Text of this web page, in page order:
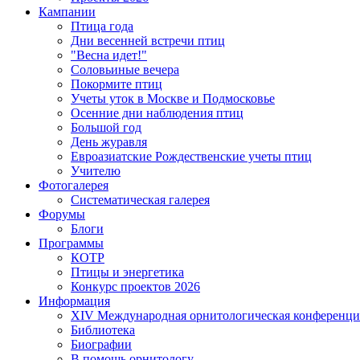
Кампании
Птица года
Дни весенней встречи птиц
"Весна идет!"
Соловьиные вечера
Покормите птиц
Учеты уток в Москве и Подмосковье
Осенние дни наблюдения птиц
Большой год
День журавля
Евроазиатские Рождественские учеты птиц
Учителю
Фотогалерея
Систематическая галерея
Форумы
Блоги
Программы
КОТР
Птицы и энергетика
Конкурс проектов 2026
Информация
XIV Международная орнитологическая
Библиотека
Биографии